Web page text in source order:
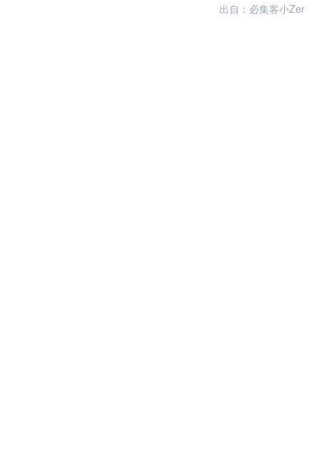
出自：必集客小Zer